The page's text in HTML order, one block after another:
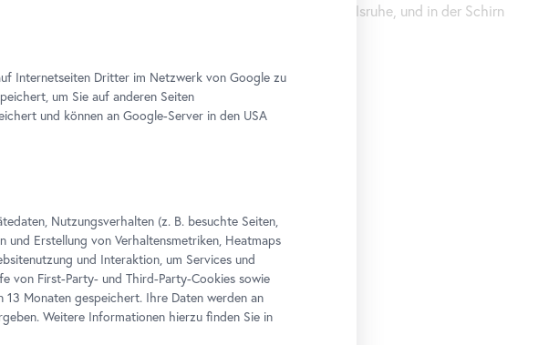
Lissabon, auf der Marrakesch Biennale, im ZKM, Karlsruhe, und in der Schirn
Internetseiten Dritter im Netzwerk von Google zu
um Sie auf anderen Seiten
und können an Google-Server in den USA
Nutzungsverhalten (z. B. besuchte Seiten,
und Erstellung von Verhaltensmetriken, Heatmaps
und Interaktion, um Services und
von First-Party- und Third-Party-Cookies sowie
Monaten gespeichert. Ihre Daten werden an
Weitere Informationen hierzu finden Sie in